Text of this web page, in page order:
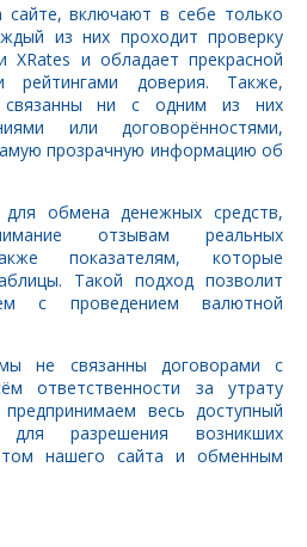
сайте, включают в себе только
из них проходит проверку
XRates и обладает прекрасной
рейтингами доверия. Также,
ни с одним из них
или договорённостями,
прозрачную информацию об
обмена денежных средств,
отзывам реальных
показателям, которые
Такой подход позволит
с проведением валютной
не связанны договорами с
ответственности за утрату
весь доступный
для разрешения возникших
нашего сайта и обменным